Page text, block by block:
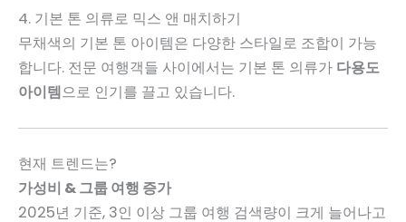
4. 기본 톤 의류로 믹스 앤 매치하기
무채색의 기본 톤 아이템은 다양한 스타일로 조합이 가능
합니다. 전문 여행객들 사이에서는 기본 톤 의류가 다용도
아이템으로 인기를 끌고 있습니다.
현재 트렌드는?
가성비 & 그룹 여행 증가
2025년 기준, 3인 이상 그룹 여행 검색량이 크게 늘어나고